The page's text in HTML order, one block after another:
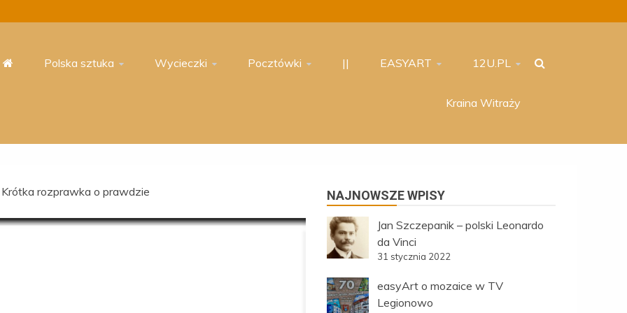
Polska sztuka Wycieczki Pocztówki || EASYART 12U.PL
Kraina Witraży
Krótka rozprawka o prawdzie NAJNOWSZE WPISY
Jan Szczepanik – polski Leonardo
da Vinci
31 stycznia 2022
easyArt o mozaice w TV
Legionowo